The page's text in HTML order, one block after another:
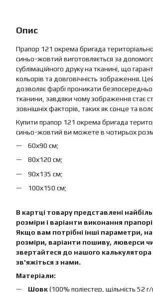
Опис
Прапор 121 окрема бригада
синьо-жовтий виготовляється за
сублімаційного друку на тканині, що
кольорів та довговічність зображення.
дозволяє фарбі проникати
тканини, завдяки чому зображення стає
зовнішніх факторів, таких як сонце та
Купити прапор 121 окрема бригада
синьо-жовтий ви можете в чотирьох
60х90 см;
80х120 см;
90х135 см;
100х150 см;
В картці товару представлені
розміри і варіанти виконання
Якщо вам потрібні інші параметри,
розміри, варіанти пошиву, люверси
звертайтеся до нашого калькулятора
зв'яжіться з нами.
Матеріали:
Шовк(100% поліестер, щільність 52